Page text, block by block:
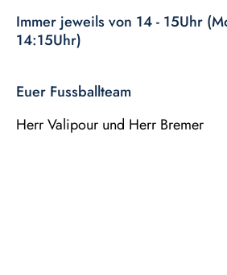
Immer jeweils von 14 - 15Uhr
14:15Uhr)
Euer Fussballteam
Herr Valipour und Herr Bremer